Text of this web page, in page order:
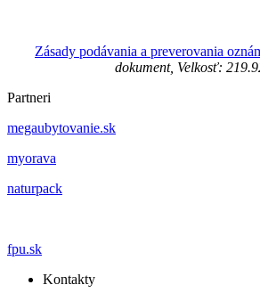
Zásady podávania a preverovania
dokument, Velkosť:
Partneri
megaubytovanie.sk
myorava
naturpack
fpu.sk
Kontakty